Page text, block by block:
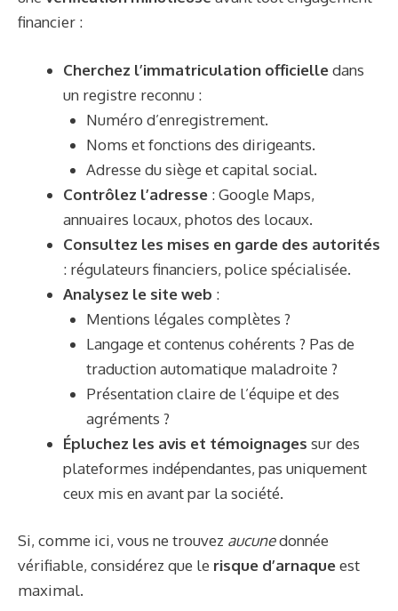
financier :
Cherchez l’immatriculation officielledans
un registre reconnu :
Numéro d’enregistrement.
Noms et fonctions des dirigeants.
Adresse du siège et capital social.
Contrôlez l’adresse : Google Maps,
annuaires locaux, photos des locaux.
Consultez les mises en garde des autorités
: régulateurs financiers, police spécialisée.
Analysez le site web :
Mentions légales complètes ?
Langage et contenus cohérents ? Pas de
traduction automatique maladroite ?
Présentation claire de l’équipe et des
agréments ?
Épluchez les avis et témoignages sur des
plateformes indépendantes, pas uniquement
ceux mis en avant par la société.
Si, comme ici, vous ne trouvez aucunedonnée
vérifiable, considérez que le risque d’arnaqueest
maximal.